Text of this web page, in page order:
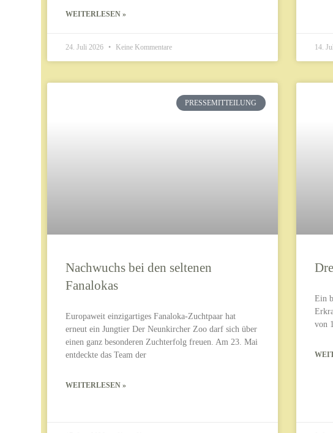
WEITERLESEN »
24. Juli 2026 Keine Kommentare 14.
PRESSEMITTEILUNG
Nachwuchs bei den seltenen
Fanalokas
Europaweit einzigartiges Fanaloka-Zuchtpaar hat
erneut ein Jungtier Der Neunkircher Zoo darf sich über
einen ganz besonderen Zuchterfolg freuen. Am 23. Mai
entdeckte das Team der
WEITERLESEN »
Ein
von